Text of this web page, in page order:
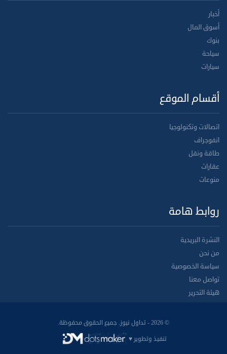
أخبار
أسوق المال
بنوك
سياحة
سيارات
أقسام الموقع
اتصالات وتكنولوجيا
انفوجراف
طاقة ونقل
عقارات
منوعات
روابط هامة
النشرة البريدية
من نحن
سياسة الخصوصية
تواصل معنا
هيئة التحرير
© 2026 - تداول نيوز. جميع الحقوق محفوظة.
تنفيذ وتطوير ♥